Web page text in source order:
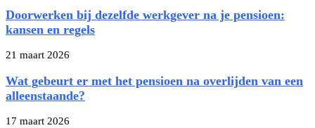
Doorwerken bij dezelfde werkgever na je pensioen:
kansen en regels
21 maart 2026
Wat gebeurt er met het pensioen na overlijden van een
alleenstaande?
17 maart 2026